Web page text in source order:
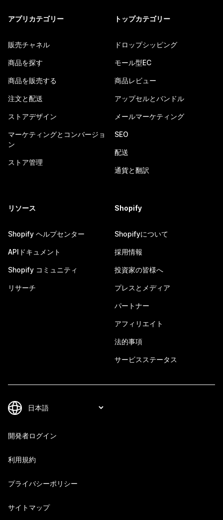
アプリカテゴリー
販売チャネル
商品を探す
商品を販売する
注文と配送
ストアデザイン
マーケティングとコンバージョ
ン
ストア管理
トップカテゴリー
ドロップシッピング
モール型EC
商品レビュー
アップセルとバンドル
メールマーケティング
SEO
配送
通貨と翻訳
リソース
Shopify ヘルプセンター
APIドキュメント
Shopify コミュニティ
リサーチ
Shopify
Shopifyについて
採用情報
投資家の皆様へ
プレスとメディア
パートナー
アフィリエイト
法的事項
サービスステータス
開発者ログイン
利用規約
プライバシーポリシー
サイトマップ